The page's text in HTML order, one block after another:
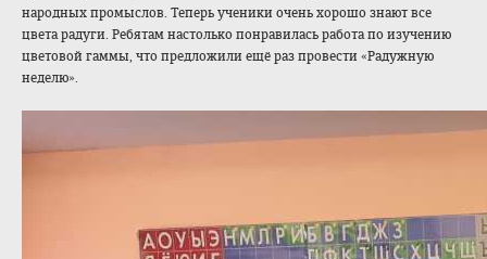
народных промыслов. Теперь ученики очень хорошо знают все
цвета радуги. Ребятам настолько понравилась работа по изучению
цветовой гаммы, что предложили ещё раз провести «Радужную
неделю».